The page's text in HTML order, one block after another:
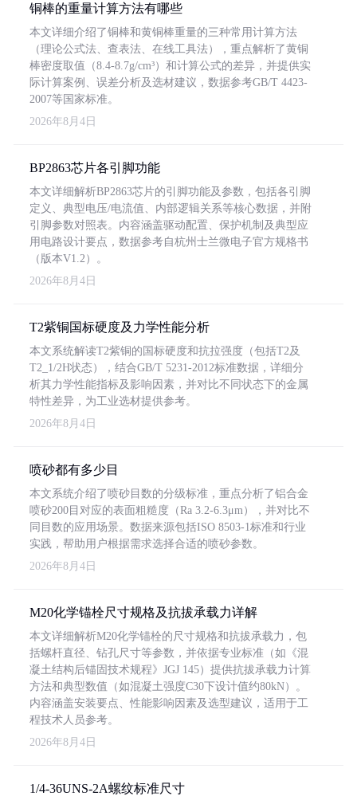
铜棒的重量计算方法有哪些
本文详细介绍了铜棒和黄铜棒重量的三种常用计算方法
（理论公式法、查表法、在线工具法），重点解析了黄铜
棒密度取值（8.4-8.7g/cm³）和计算公式的差异，并提供实
际计算案例、误差分析及选材建议，数据参考GB/T 4423-
2007等国家标准。
2026年8月4日
BP2863芯片各引脚功能
本文详细解析BP2863芯片的引脚功能及参数，包括各引脚
定义、典型电压/电流值、内部逻辑关系等核心数据，并附
引脚参数对照表。内容涵盖驱动配置、保护机制及典型应
用电路设计要点，数据参考自杭州士兰微电子官方规格书
（版本V1.2）。
2026年8月4日
T2紫铜国标硬度及力学性能分析
本文系统解读T2紫铜的国标硬度和抗拉强度（包括T2及
T2_1/2H状态），结合GB/T 5231-2012标准数据，详细分
析其力学性能指标及影响因素，并对比不同状态下的金属
特性差异，为工业选材提供参考。
2026年8月4日
喷砂都有多少目
本文系统介绍了喷砂目数的分级标准，重点分析了铝合金
喷砂200目对应的表面粗糙度（Ra 3.2-6.3μm），并对比不
同目数的应用场景。数据来源包括ISO 8503-1标准和行业
实践，帮助用户根据需求选择合适的喷砂参数。
2026年8月4日
M20化学锚栓尺寸规格及抗拔承载力详解
本文详细解析M20化学锚栓的尺寸规格和抗拔承载力，包
括螺杆直径、钻孔尺寸等参数，并依据专业标准（如《混
凝土结构后锚固技术规程》JGJ 145）提供抗拔承载力计算
方法和典型数值（如混凝土强度C30下设计值约80kN）。
内容涵盖安装要点、性能影响因素及选型建议，适用于工
程技术人员参考。
2026年8月4日
1/4-36UNS-2A螺纹标准尺寸